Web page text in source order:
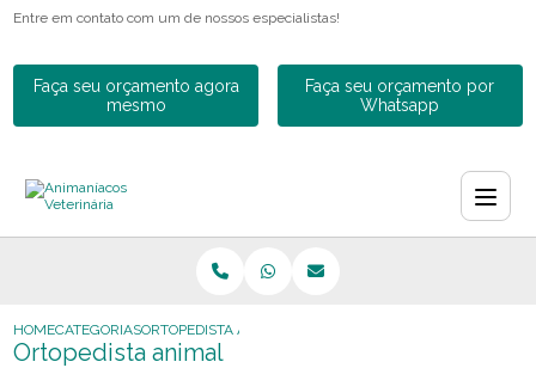
Entre em contato com um de nossos especialistas!
Faça seu orçamento agora
mesmo
Faça seu orçamento por
Whatsapp
HOMECATEGORIASORTOPEDISTA ANIMAL
Ortopedista animal